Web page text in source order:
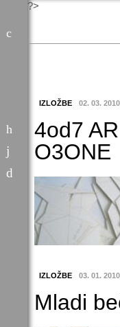
?>
IZLOŽBE 02. 03.
4od7
O3ONE
IZLOŽBE 03. 01.
Mladi